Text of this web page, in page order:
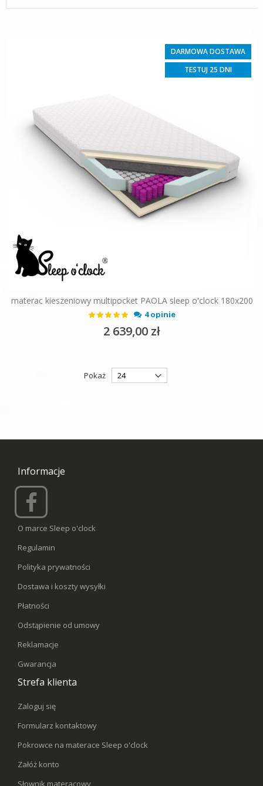
DARMOWA DOSTAWA
TESTUJ 25 DNI
materac kieszeniowy multipocket PAOLA sleep o'clock 180x200
Ocena:
100%
4 opinie
2 639,00 zł
Pokaż
Informacje
O marce Sleep o'clock
Regulamin
Polityka prywatności
Dostawa i koszty wysyłki
Płatności
Odstąpienie od umowy
Reklamacje
Gwarancja
Strefa klienta
Zaloguj się
Formularz kontaktowy
Pokrowce na materace Sleep o'clock
Załóż konto
Słownik materacowy